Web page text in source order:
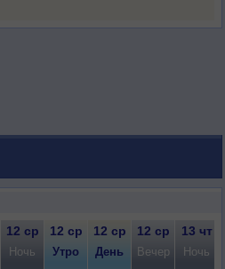
12 ср 12 ср 12 ср 12 ср 13 чт
Ночь Утро День Вечер Ночь